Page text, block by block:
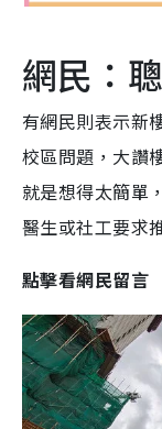
網民：
有網民則表示新
校區問題，大讚
就是想得太簡單
醫生或社工要求
點擊看網民留言